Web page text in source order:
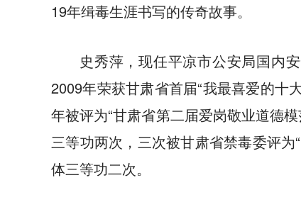
19年缉毒生涯书写的传奇故事。
史秀萍，现任平凉市公安局国内
2009年荣获甘肃省首届“我最喜爱的十
年被评为“甘肃省第二届爱岗敬业道德
三等功两次，三次被甘肃省禁毒委评
体三等功二次。